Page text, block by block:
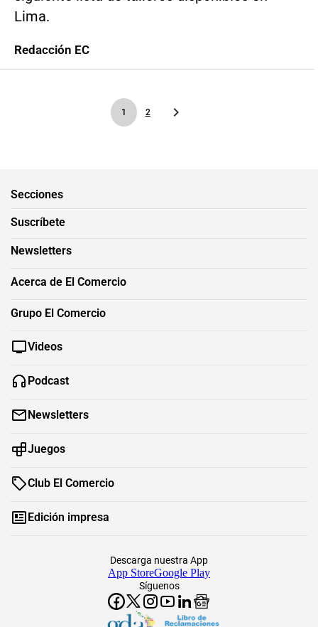
Lima.
Redacción EC
1 2
Secciones
Suscríbete
Newsletters
Acerca de El Comercio
Grupo El Comercio
Videos
Podcast
Newsletters
Juegos
Club El Comercio
Edición impresa
Síguenos
Descarga nuestra App
App StoreGoogle Play